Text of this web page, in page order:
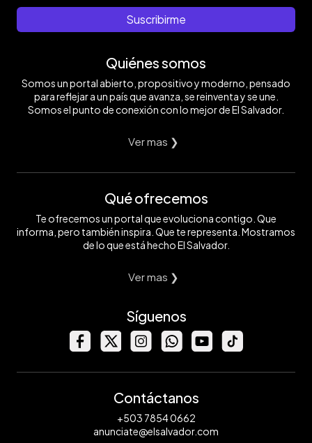
Suscribirme
Quiénes somos
Somos un portal abierto, propositivo y moderno, pensado
para reflejar a un país que avanza, se reinventa y se une.
Somos el punto de conexión con lo mejor de El Salvador.
Ver mas ❯
Qué ofrecemos
Te ofrecemos un portal que evoluciona contigo. Que
informa, pero también inspira. Que te representa. Mostramos
de lo que está hecho El Salvador.
Ver mas ❯
Síguenos
Contáctanos
+503 7854 0662
anunciate@elsalvador.com